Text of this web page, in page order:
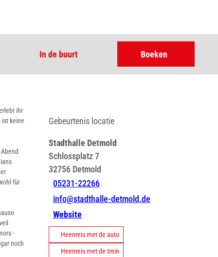
In de buurt Boeken
ihr
keine
für
-
noch
Gebeurtenis locatie
Stadthalle Detmold
Schlossplatz 7
32756 Detmold
05231-22266
info@stadthalle-detmold.de
Website
Heenreis met de auto
Heenreis met de trein